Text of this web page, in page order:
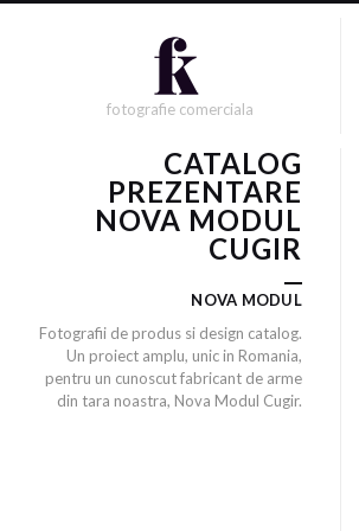
fotografie comerciala
CATALOG
PREZENTARE
NOVA MODUL
CUGIR
NOVA MODUL
Fotografii de produs si design catalog.
Un proiect amplu, unic in Romania,
pentru un cunoscut fabricant de arme
din tara noastra, Nova Modul Cugir.